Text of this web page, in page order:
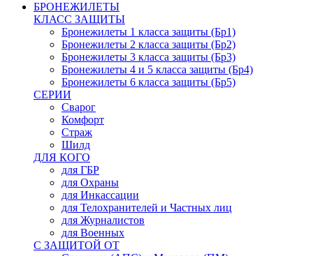
БРОНЕЖИЛЕТЫ
КЛАСС ЗАЩИТЫ
Бронежилеты 1 класса защиты (Бр1)
Бронежилеты 2 класса защиты (Бр2)
Бронежилеты 3 класса защиты (Бр3)
Бронежилеты 4 и 5 класса защиты (Бр4)
Бронежилеты 6 класса защиты (Бр5)
СЕРИИ
Сварог
Комфорт
Страж
Шилд
ДЛЯ КОГО
для ГБР
для Охраны
для Инкассации
для Телохранителей и Частных лиц
для Журналистов
для Военных
С ЗАЩИТОЙ ОТ